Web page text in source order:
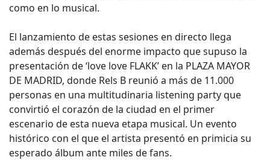
como en lo musical.
El lanzamiento de estas sesiones en directo llega
además después del enorme impacto que supuso la
presentación de ‘love love FLAKK’ en la PLAZA MAYOR
DE MADRID, donde Rels B reunió a más de 11.000
personas en una multitudinaria listening party que
convirtió el corazón de la ciudad en el primer
escenario de esta nueva etapa musical. Un evento
histórico con el que el artista presentó en primicia su
esperado álbum ante miles de fans.